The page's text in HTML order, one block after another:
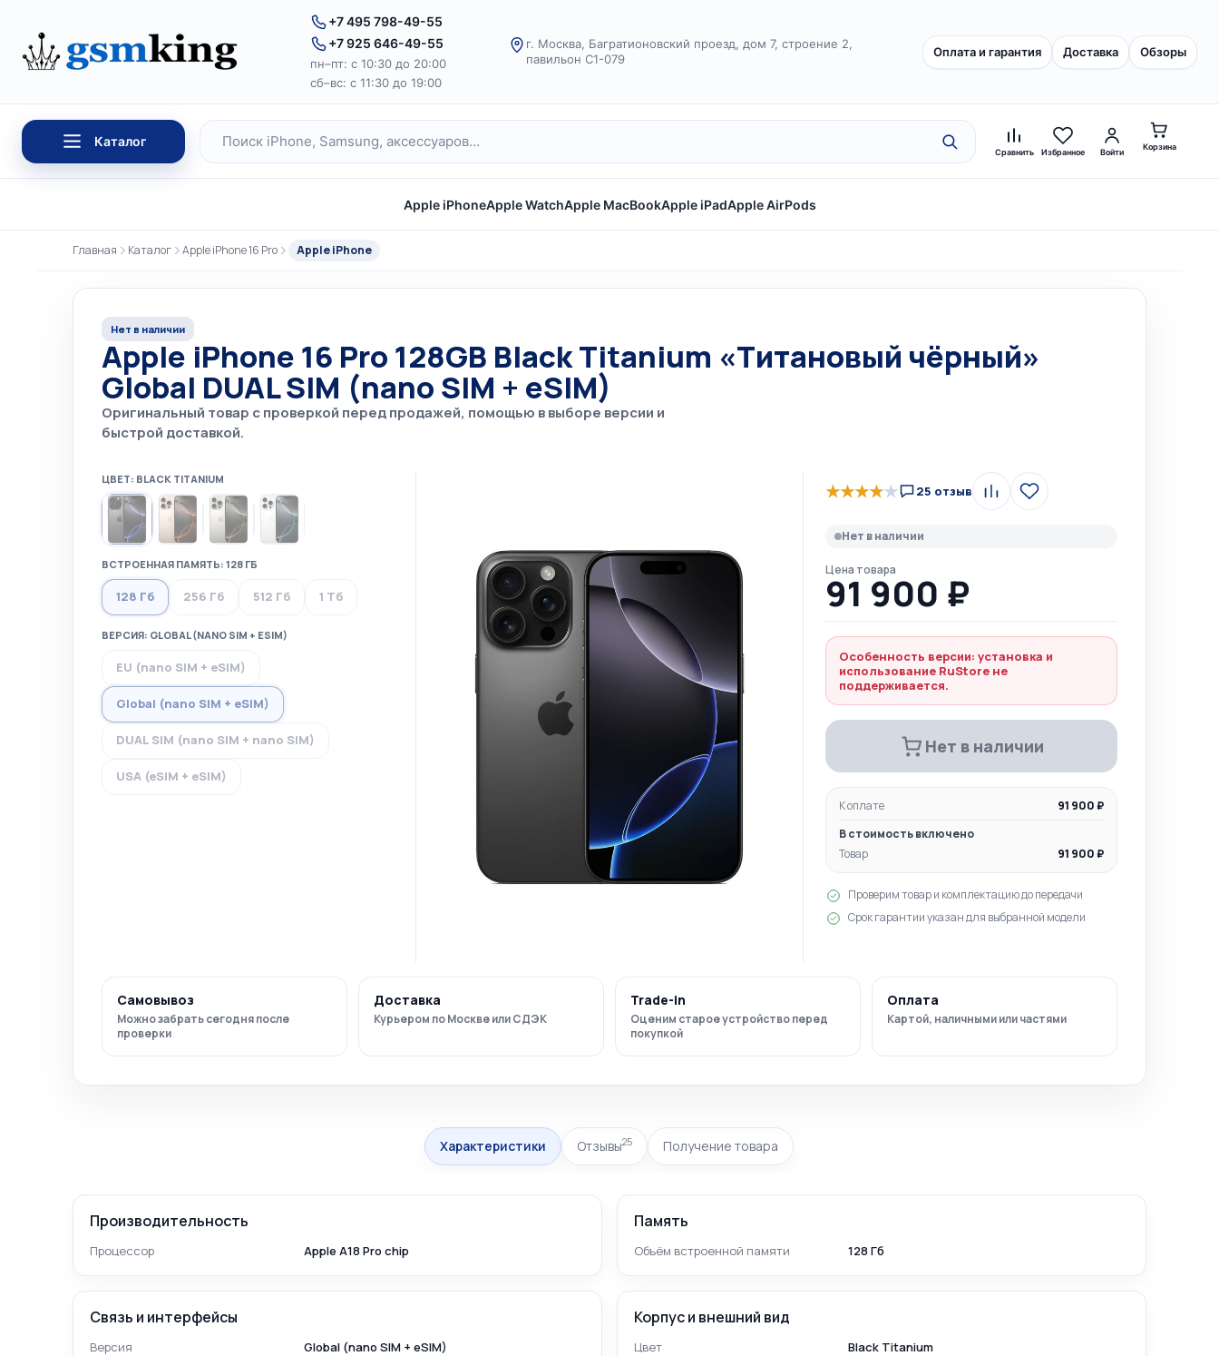
+7 495 798-49-55
+7 925 646-49-55
пн–пт: с 10:30 до 20:00
сб–вс: с 11:30 до 19:00
г. Москва, Багратионовский проезд, дом 7, строение 2,
павильон С1-079
Оплата и гарантия Доставка Обзоры
Каталог
Поиск по каталогу Сравнить Избранное Войти
Корзина
Apple iPhoneApple WatchApple MacBookApple iPadApple AirPods
Главная Каталог Apple iPhone 16 Pro Apple iPhone
Нет в наличии
Apple iPhone 16 Pro 128GB Black Titanium «Титановый чёрный»
Global DUAL SIM (nano SIM + eSIM)
Оригинальный товар с проверкой перед продажей, помощью в выборе версии и
быстрой доставкой.
ЦВЕТ: BLACK TITANIUM
ВСТРОЕННАЯ ПАМЯТЬ: 128 ГБ
128 Гб 256 Гб 512 Гб 1 Тб
ВЕРСИЯ: GLOBAL (NANO SIM + ESIM)
EU (nano SIM + eSIM)
Global (nano SIM + eSIM)
DUAL SIM (nano SIM + nano SIM)
USA (eSIM + eSIM)
★★★★★ 25 отзыв Сравнить
В
избранное
Нет в наличии
Цена товара
91 900 ₽
Особенность версии: установка и
использование RuStore не
поддерживается.
Нет в наличии
К оплате
91 900 ₽
В стоимость включено
Товар
91 900 ₽
Проверим товар и комплектацию до передачи
Срок гарантии указан для выбранной модели
Самовывоз
Можно забрать сегодня после
проверки
Доставка
Курьером по Москве или СДЭК
Trade-in
Оценим старое устройство перед
покупкой
Оплата
Картой, наличными или частями
Характеристики Отзывы25 Получение товара
Производительность
Процессор Apple A18 Pro chip
Память
Объём встроенной памяти 128 Гб
Связь и интерфейсы
Версия Global (nano SIM + eSIM)
Корпус и внешний вид
Цвет Black Titanium